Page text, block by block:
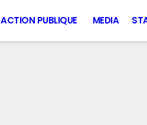
ACTION PUBLIQUE MEDIA